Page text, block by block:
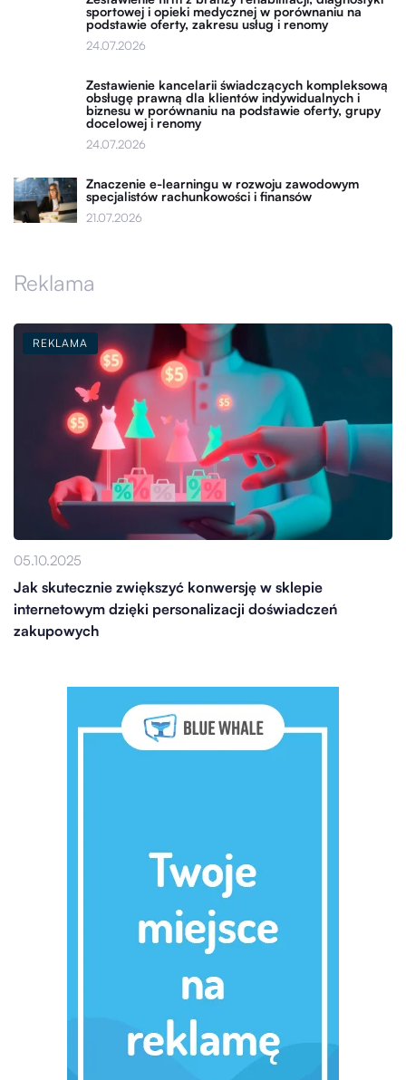
sportowej i opieki medycznej w porównaniu na
podstawie oferty, zakresu usług i renomy
24.07.2026
Zestawienie kancelarii świadczących kompleksową
obsługę prawną dla klientów indywidualnych i
biznesu w porównaniu na podstawie oferty, grupy
docelowej i renomy
24.07.2026
Znaczenie e-learningu w rozwoju zawodowym
specjalistów rachunkowości i finansów
21.07.2026
Reklama
REKLAMA
05.10.2025
Jak skutecznie zwiększyć konwersję w sklepie
internetowym dzięki personalizacji doświadczeń
zakupowych